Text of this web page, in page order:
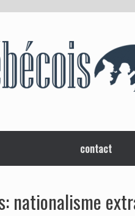
contact
nationalisme